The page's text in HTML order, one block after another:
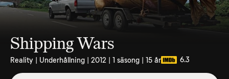
Shipping Wars
Reality | Underhållning | 2012 | 1 säsong | 15 år 6.3